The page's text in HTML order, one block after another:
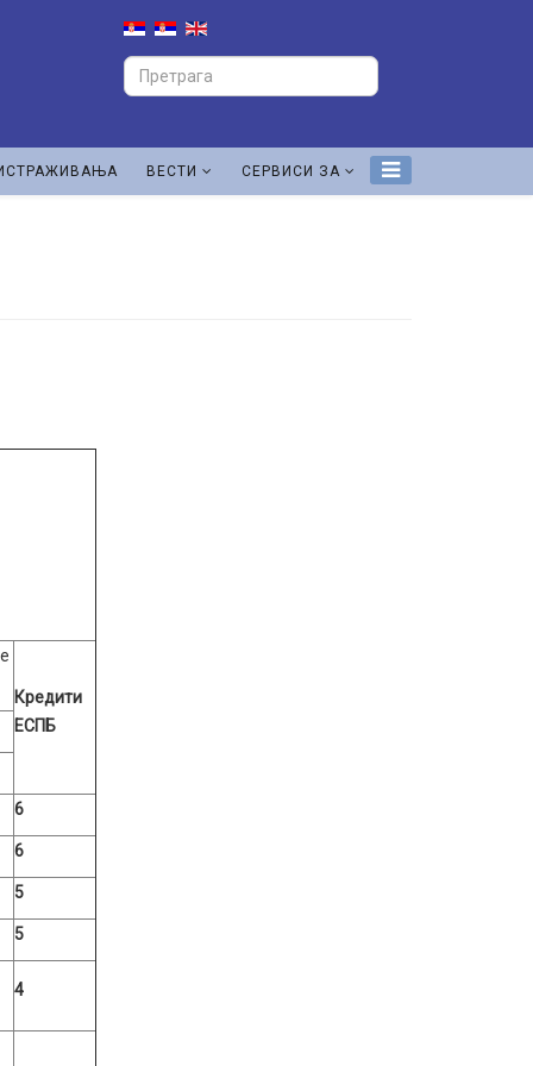
ВЕСТИ СЕРВИСИ ЗА
Кредити
ЕСПБ
6
6
5
5
4